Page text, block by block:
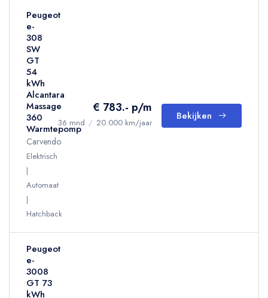
Peugeot
e-
308
SW
GT
54
kWh
Alcantara
Massage
360
Warmtepomp
Carvendo
Elektrisch
Automaat
Hatchback
€ 783.- p/m
36 mnd / 20.000 km/jaar
Bekijken
Peugeot
e-
3008
GT 73
kWh